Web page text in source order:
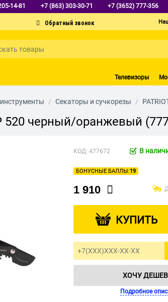
14-81 +7 (863) 303-30-71 +7 (3652) 777-356
Телевизоры
/ Секаторы и сучкорезы /
520 черный/оранжевый
КОД: 477672 В
БОНУСНЫЕ БАЛЛЫ:19
1 910
КУПИТЬ
ХОЧУ
Подробное